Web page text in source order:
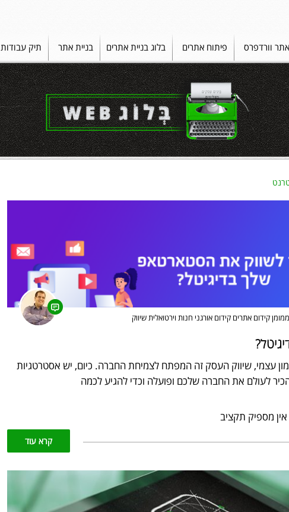
וורדפרס פיתוח אתרים בלוג בניית אתרים בניית אתר תיק עבודות
קידום אתרים קידום אורגני חנות וירטואליתשיווק
עצמי, שיווק העסק זה המפתח לצמיחת החברה. כיום, יש אסטרטגיות
לעולם את החברה שלכם ופועלה וכדי להגיע לכמה
מספיק תקציב
קרא עוד